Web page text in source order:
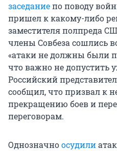
заседаниепо поводу
пришел к какому-либо
заместителя полпреда
члены Совбеза сошлись
«атаки не должны были
что важно не допустить
Российский
сообщил, что призвал к
прекращению боев и
переговорам.
Однозначноосудили